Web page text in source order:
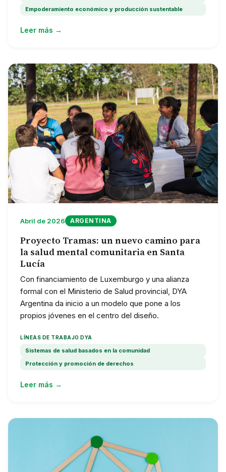
Empoderamiento económico y producción sustentable
Leer más →
Abril de 2026 ARGENTINA
Proyecto Tramas: un nuevo camino para
la salud mental comunitaria en Santa
Lucía
Con financiamiento de Luxemburgo y una alianza
formal con el Ministerio de Salud provincial, DYA
Argentina da inicio a un modelo que pone a los
propios jóvenes en el centro del diseño.
LÍNEAS DE TRABAJO DYA
Sistemas de salud basados en la comunidad
Protección y promoción de derechos
Leer más →